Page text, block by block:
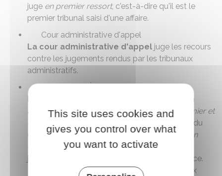
juge en premier ressort, c'est-à-dire qu'il est le
premier tribunal saisi d'une affaire.
Cour administrative d'appel
La cour administrative d'appel juge les recours
contre les jugements rendus par les tribunaux
administratifs.
Le Conseil d'État
est la plus haute juridiction
administrative. Il peut juger une affaireen premier et
dernier ressort
: c'est la seule juridiction saisie du
dossier. Il statue également sur les pourvois en
formés contre les décisions des
juridictions administratives de première instance.
Enfin, dans certains cas (exemple : contentieux
This site uses cookies and
gives you control over what
you want to activate